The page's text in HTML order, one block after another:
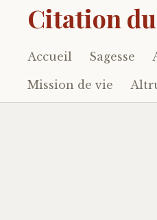
Citation
Accéder
au
Accueil Sagesse
Mission de vie